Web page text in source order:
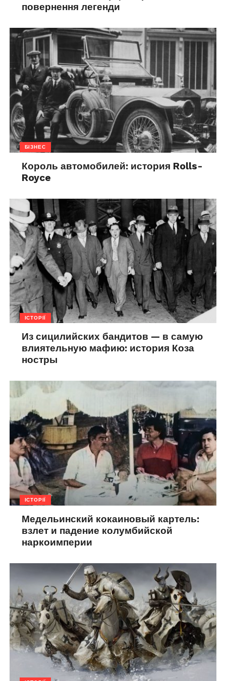
повернення легенди
БІЗНЕС
Король автомобилей: история Rolls-
Royce
ІСТОРІЇ
Из сицилийских бандитов — в самую
влиятельную мафию: история Коза
ностры
ІСТОРІЇ
Медельинский кокаиновый картель:
взлет и падение колумбийской
наркоимперии